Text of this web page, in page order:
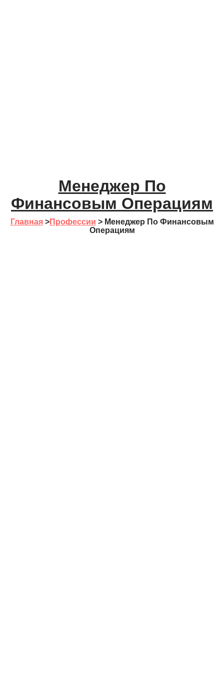
Менеджер По
Финансовым Операциям
Главная>Профессии > Менеджер По Финансовым
Операциям